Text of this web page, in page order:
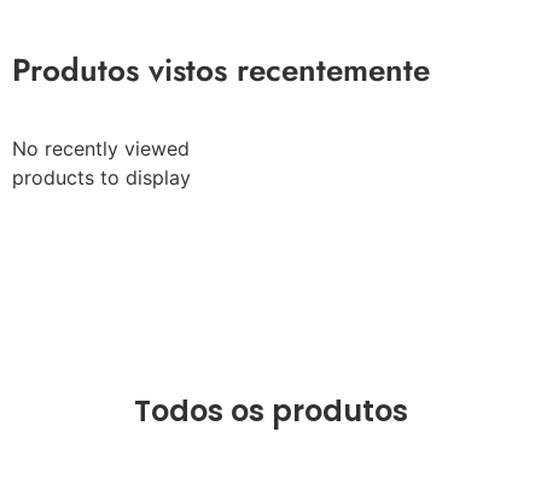
Produtos vistos recentemente
No recently viewed
products to display
Todos os produtos